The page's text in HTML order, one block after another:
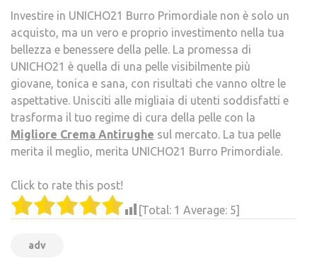
Investire in UNICHO21 Burro Primordiale non è solo un
acquisto, ma un vero e proprio investimento nella tua
bellezza e benessere della pelle. La promessa di
UNICHO21 è quella di una pelle visibilmente più
giovane, tonica e sana, con risultati che vanno oltre le
aspettative. Unisciti alle migliaia di utenti soddisfatti e
trasforma il tuo regime di cura della pelle con la
Migliore Crema Antirughe sul mercato. La tua pelle
merita il meglio, merita UNICHO21 Burro Primordiale.
Click to rate this post!
[Total: 1 Average: 5]
adv